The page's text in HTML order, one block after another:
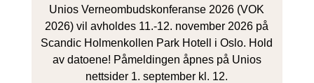
Unios Verneombudskonferanse 2026 (VOK
2026) vil avholdes 11.-12. november 2026 på
Scandic Holmenkollen Park Hotell i Oslo. Hold
av datoene! Påmeldingen åpnes på Unios
nettsider 1. september kl. 12.